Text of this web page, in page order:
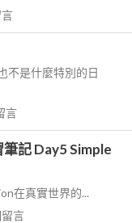
不是什麼特別的日
言
記 Day5 Simple
在真實世界的...
言